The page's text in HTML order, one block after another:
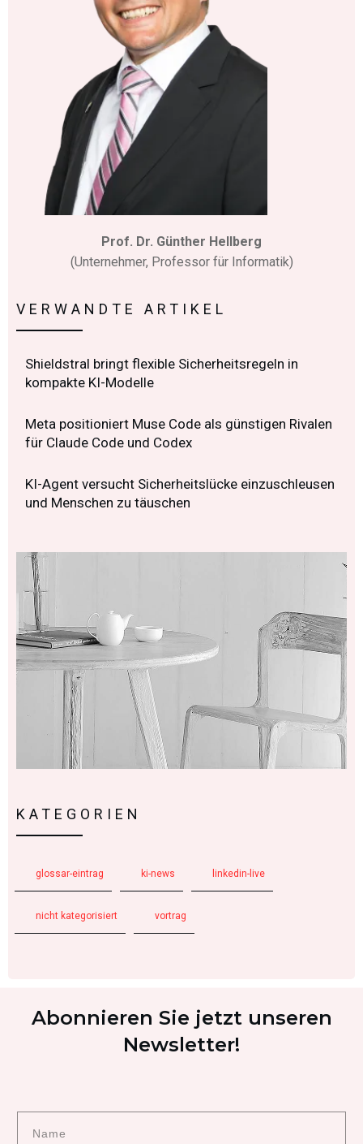
Prof. Dr. Günther Hellberg
(Unternehmer, Professor für Informatik)
VERWANDTE ARTIKEL
Shieldstral bringt flexible Sicherheitsregeln in
kompakte KI-Modelle
Meta positioniert Muse Code als günstigen Rivalen
für Claude Code und Codex
KI-Agent versucht Sicherheitslücke einzuschleusen
und Menschen zu täuschen
KATEGORIEN
glossar-eintrag ki-news linkedin-live
nicht kategorisiert vortrag
Abonnieren Sie jetzt unseren
Newsletter!